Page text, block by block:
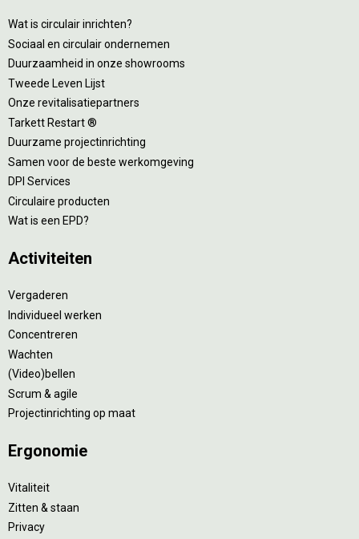
Wat is circulair inrichten?
Sociaal en circulair ondernemen
Duurzaamheid in onze showrooms
Tweede Leven Lijst
Onze revitalisatiepartners
Tarkett Restart ®
Duurzame projectinrichting
Samen voor de beste werkomgeving
DPI Services
Circulaire producten
Wat is een EPD?
Activiteiten
Vergaderen
Individueel werken
Concentreren
Wachten
(Video)bellen
Scrum & agile
Projectinrichting op maat
Ergonomie
Vitaliteit
Zitten & staan
Privacy